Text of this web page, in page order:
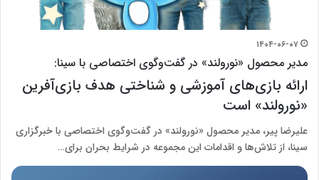
۱۴۰۴-۰۶-۰۷
مدیر محصول «نورولند» در گفت‌وگوی اختصاصی با سینا:
ارائه بازی‌های آموزشی و شناختی هدف بازی‌آفرین
«نورولند» است
علیرضا پیر، مدیر محصول «نورولند» در گفت‌و‌گوی اختصاصی با خبرگزاری
سینا، از تلاش‌ها و اقدامات این مجموعه در شرایط بحران برای…